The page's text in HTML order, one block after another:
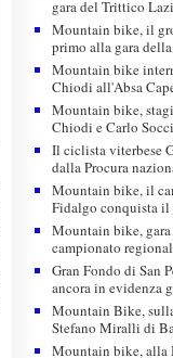
gara del Trittico
Mountain bike, il
primo alla gara
Mountain bike
Chiodi all'Absa
Mountain bike,
Chiodi e Carlo
Il ciclista viterbese
dalla Procura
Mountain bike, il
Fidalgo conquista il
Mountain bike,
campionato
Gran Fondo di San
ancora in evidenza
Mountain Bike,
Stefano Miralli di
Mountain bike, alla